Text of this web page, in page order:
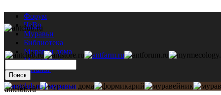
Форум
ЧаВо
Муравьи
Библиотека
Муравьи дома
Мастерская
Каталог
antclub.ru